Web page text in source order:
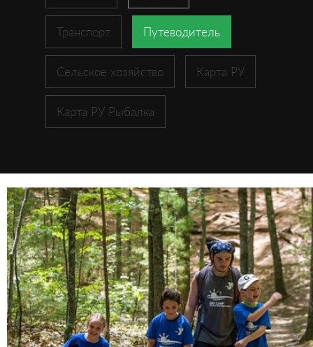
Транспорт Путеводитель
Сельское хозяйство Карта РУ
Карта РУ Рыбалка